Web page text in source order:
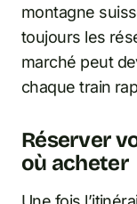
montagne
toujours les
marché peut
chaque train
Réserver
où acheter